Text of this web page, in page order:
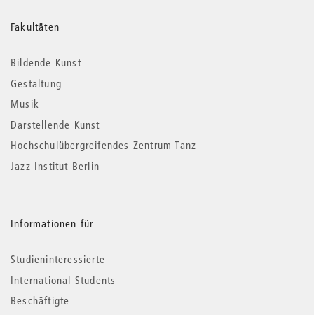
Weitere
Informationen
Fakultäten
Bildende Kunst
Gestaltung
Musik
Darstellende Kunst
Hochschulübergreifendes Zentrum Tanz
Jazz Institut Berlin
Informationen für
Studieninteressierte
International Students
Beschäftigte